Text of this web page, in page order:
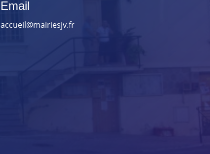
Email
accueil@mairiesjv.fr